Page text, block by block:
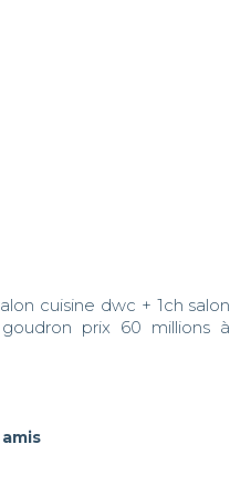
cuisine dwc + 1ch salon
prix 60 millions à